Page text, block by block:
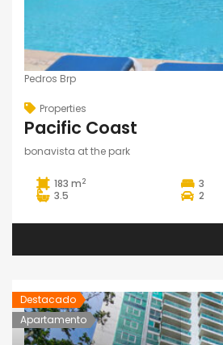
Pedros Brp
Properties
Pacific Coast
bonavista at the park
183 m2
3
3.5
2
Destacado
Apartamento